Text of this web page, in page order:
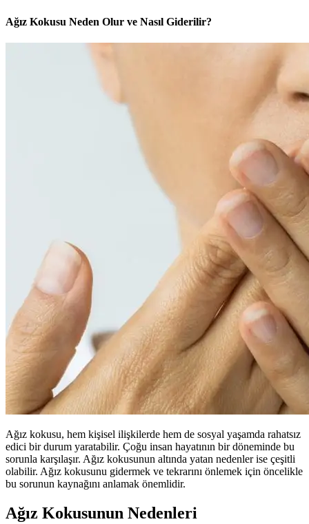
Ağız Kokusu Neden Olur ve Nasıl Giderilir?
Ağız kokusu, hem kişisel ilişkilerde hem de sosyal yaşamda rahatsız
edici bir durum yaratabilir. Çoğu insan hayatının bir döneminde bu
sorunla karşılaşır. Ağız kokusunun altında yatan nedenler ise çeşitli
olabilir. Ağız kokusunu gidermek ve tekrarını önlemek için öncelikle
bu sorunun kaynağını anlamak önemlidir.
Ağız Kokusunun Nedenleri